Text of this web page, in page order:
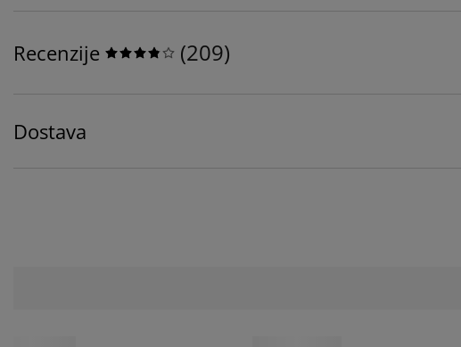
Recenzije (209)
Dostava